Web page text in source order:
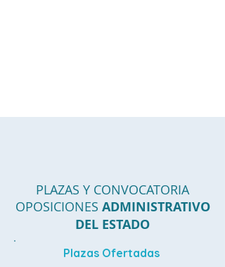
PLAZAS Y CONVOCATORIA
OPOSICIONES ADMINISTRATIVO
DEL ESTADO
Plazas Ofertadas